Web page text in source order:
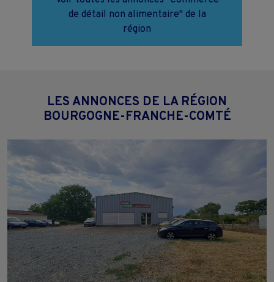
de détail non alimentaire" de la
région
LES ANNONCES DE LA RÉGION
BOURGOGNE-FRANCHE-COMTÉ